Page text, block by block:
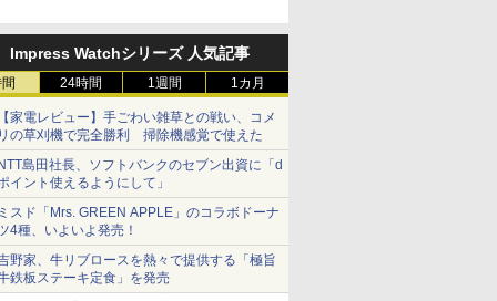
Impress Watchシリーズ 人気記事
24時間 1週間 1カ月
家電レビュー】手ごわい雑草との戦い、コメ
の草刈機で完全勝利 掃除機感覚で使えた
島田社長、ソフトバンクのセブン出資に「d
イント使えるようにして」
スド「Mrs. GREEN APPLE」のコラボドーナ
4種、いよいよ発売！
野家、牛リブロースを熱々で提供する「極旨
鉄板ステーキ定食」を発売